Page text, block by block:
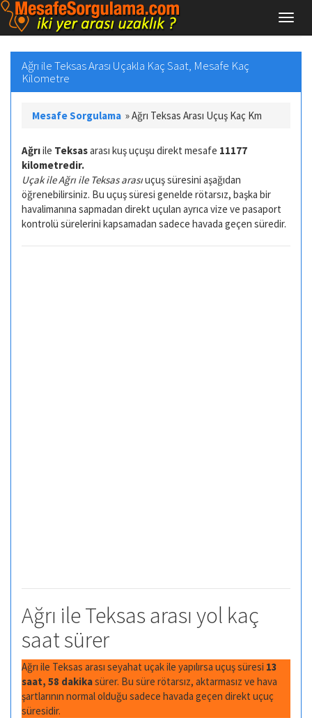
Ağrı ile Teksas Arası Uçakla Kaç Saat, Mesafe Kaç
Kilometre
Mesafe Sorgulama »Ağrı Teksas Arası Uçuş Kaç Km
Ağrıile Teksasarası kuş uçuşu direkt mesafe 11177
kilometredir.
Uçak ile Ağrı ile Teksas arasıuçuş süresini aşağıdan
öğrenebilirsiniz. Bu uçuş süresi genelde rötarsız, başka bir
havalimanına sapmadan direkt uçulan ayrıca vize ve pasaport
kontrolü sürelerini kapsamadan sadece havada geçen süredir.
Ağrı ile Teksas arası yol kaç
saat sürer
Ağrı ile Teksas arası seyahat uçak ile yapılırsa uçuş süresi 13
saat, 58 dakikasürer. Bu süre rötarsız, aktarmasız ve hava
şartlarının normal olduğu sadece havada geçen direkt uçuç
süresidir.